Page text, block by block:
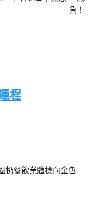
負！
程
扔餐飲業體檢向金色